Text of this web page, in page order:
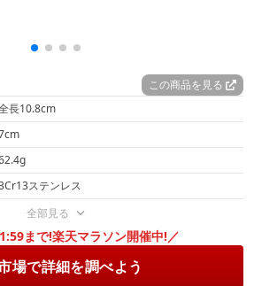
この商品を見る
長10.8cm
ステンレス
全部見る
まで!楽天マラソン開催中!／
場で詳細を調べよう